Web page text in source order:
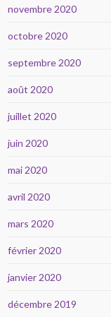
novembre 2020
octobre 2020
septembre 2020
août 2020
juillet 2020
juin 2020
mai 2020
avril 2020
mars 2020
février 2020
janvier 2020
décembre 2019